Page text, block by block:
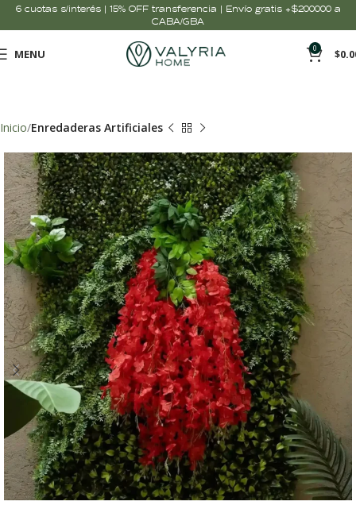
6 cuotas s/interés | 15% OFF transferencia | Envío gratis +$200000 a
CABA/GBA
MENU 0 $
Inicio Enredaderas Artificiales